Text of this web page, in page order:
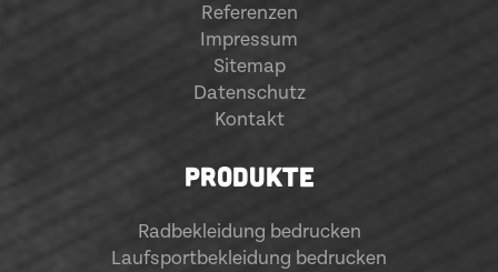
Referenzen
Impressum
Sitemap
Datenschutz
Kontakt
PRODUKTE
Radbekleidung bedrucken
Laufsportbekleidung bedrucken